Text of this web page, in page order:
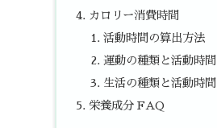
カロリー消費時間
活動時間の算出方法
運動の種類と活動時間
生活の種類と活動時間
栄養成分 FAQ